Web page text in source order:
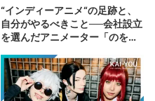
“インディーアニメ“の足跡と、
自分がやるべきこと──会社設立
を選んだアニメーター「のを